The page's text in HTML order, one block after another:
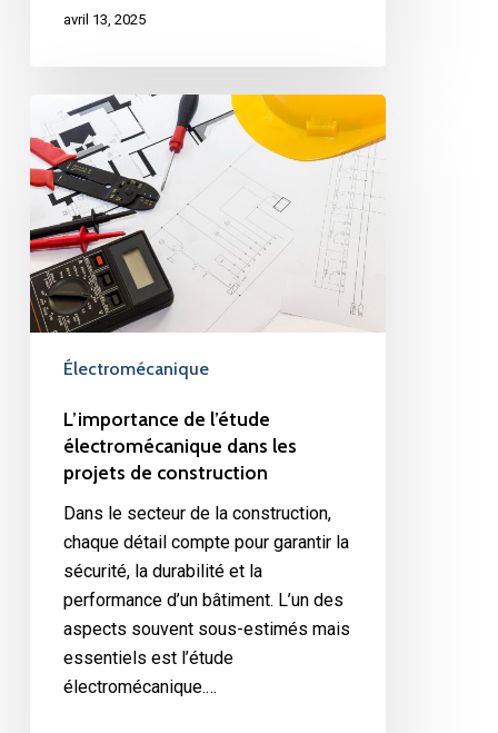
avril 13, 2025
L’importance
de
l’étude
électromécanique
dans
les
projets
de
construction
Électromécanique
L’importance de l’étude
électromécanique dans les
projets de construction
Dans le secteur de la construction,
chaque détail compte pour garantir la
sécurité, la durabilité et la
performance d’un bâtiment. L’un des
aspects souvent sous-estimés mais
essentiels est l’étude
électromécanique.…